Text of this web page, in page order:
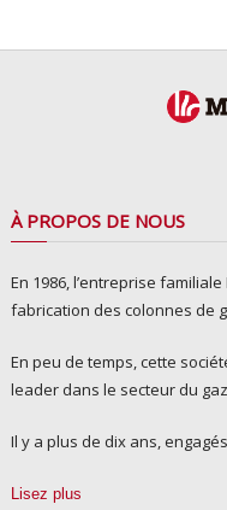
À PROPOS DE NOUS
En 1986, l’entreprise
fabrication des colonnes de
En peu de temps, cette
leader dans le secteur du
Il y a plus de dix ans,
Lisez plus